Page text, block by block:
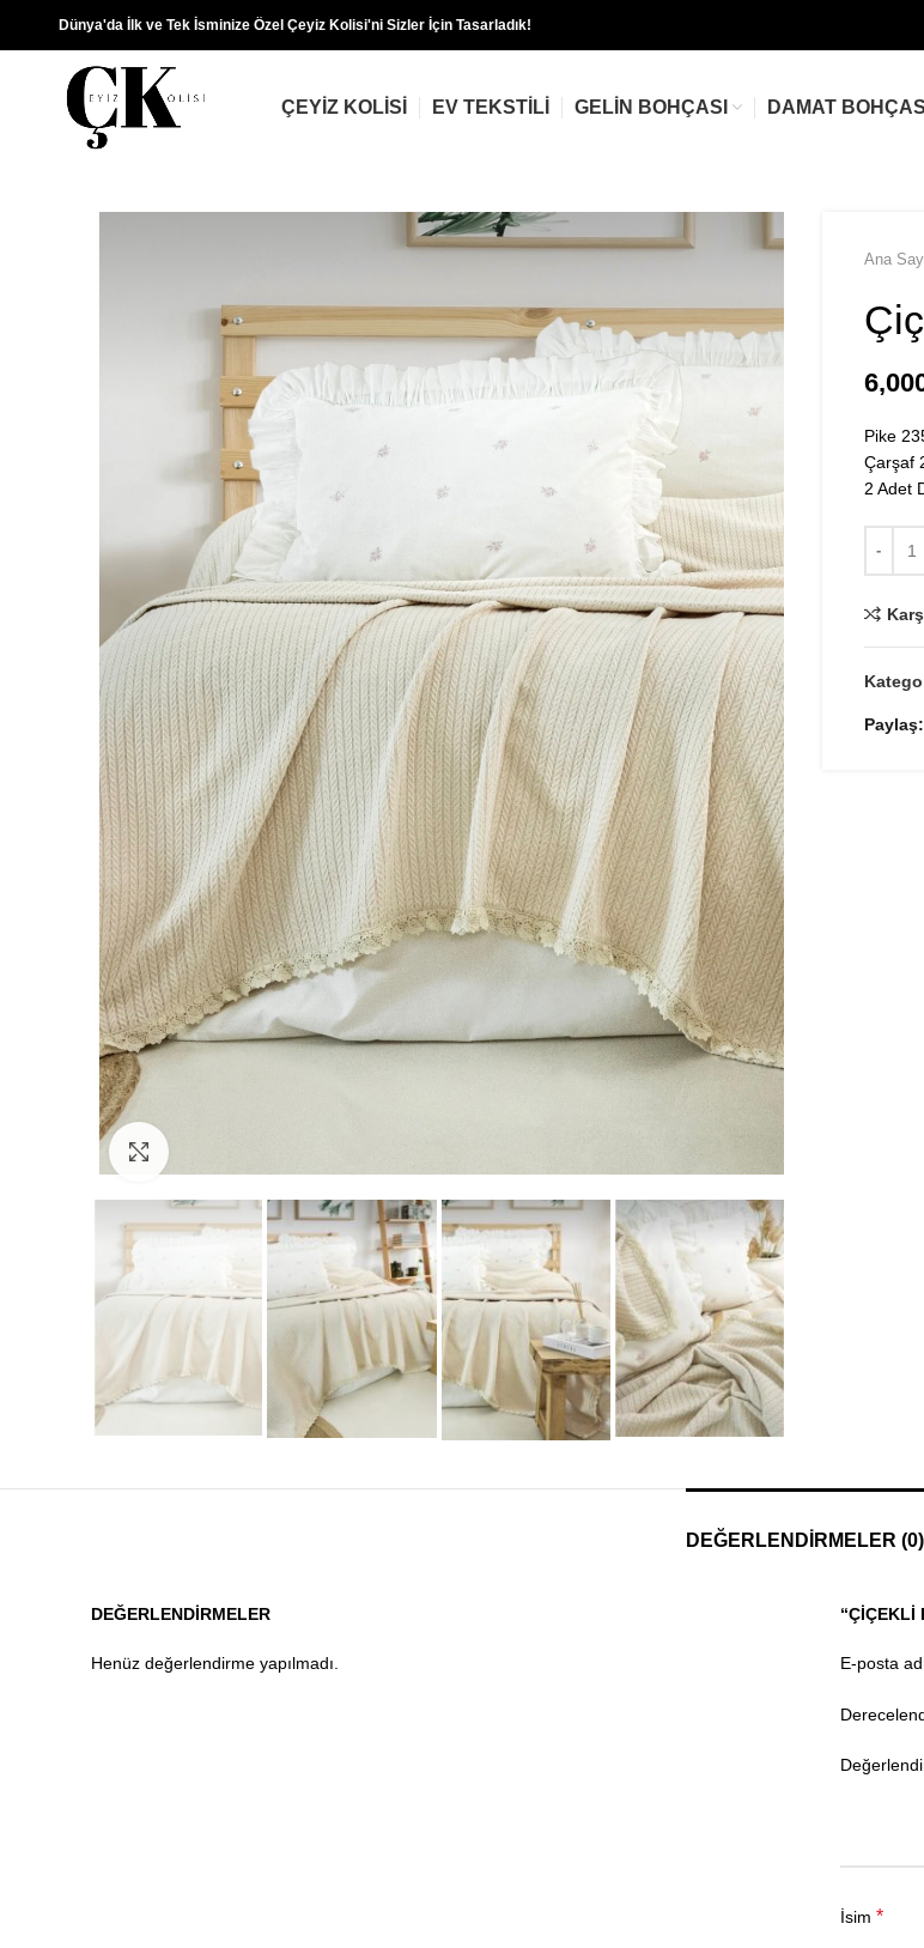
Dünya'da İlk ve Tek İsminize Özel Çeyiz Kolisi'ni Sizler İçin Tasarladık!
ÇEYIZ KOLISI EV TEKSTILI GELIN BOHÇASI DAMAT BOHÇASI
Ana
Pike
Çarşaf
2 Adet
Paylaş
DEĞERLENDIRMELER (0)
DEĞERLENDIRMELER
Henüz değerlendirme yapılmadı.
“ÇIÇEKLI
E-posta
İsim *